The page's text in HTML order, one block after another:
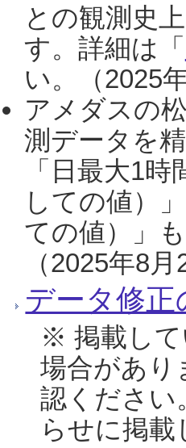
との観測史
す。詳細は「
い。（2025
アメダスの
測データを
「日最大1
しての値）
ての値）」
（2025年8月
データ修
※ 掲載して
場合があり
認ください
らせに掲載